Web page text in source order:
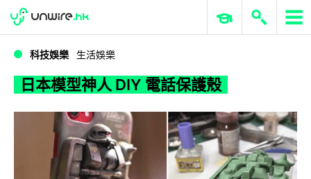
日本模型神人 DIY 電話保護殼
WWDC 2026 ERP 與商業 AI
科技娛樂 生活娛樂
日本模型神人 DIY 電話保護殼